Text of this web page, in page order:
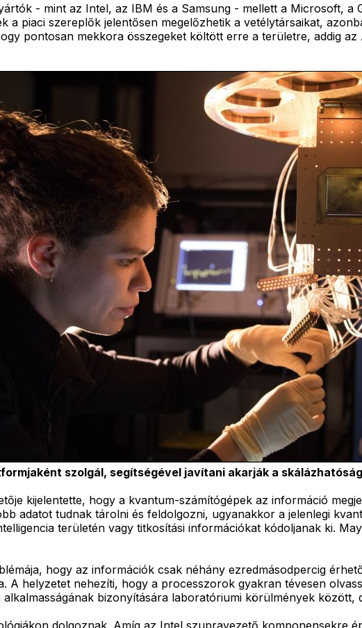
- mint az Intel, az IBM és a Samsung - mellett a Microsoft, a
a piaci szereplők jelentősen megelőzhetik a vetélytársaikat,
pontosan mekkora összegeket költött erre a területre, addig
szolgál, segítségével javítani akarják a
kijelentette, hogy a kvantum-számítógépek az információ
adatot tudnak tárolni és feldolgozni, ugyanakkor a jelenlegi
területén vagy titkosítási információkat kódoljanak ki.
hogy az információk csak néhány ezredmásodpercig
A helyzetet nehezíti, hogy a processzorok gyakran tévesen
bizonyítására laboratóriumi körülmények között,
dolgoznak. Amíg az Intel szupravezető komponensekre